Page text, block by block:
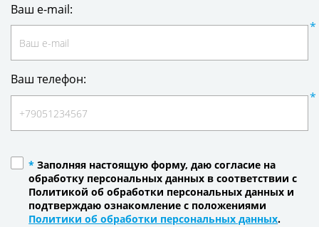
Ваш e-mail:
Ваш телефон:
* Заполняя настоящую форму, даю согласие на
обработку персональных данных в соответствии с
Политикой об обработки персональных данных и
подтверждаю ознакомление с положениями
Политики об обработки персональных данных.